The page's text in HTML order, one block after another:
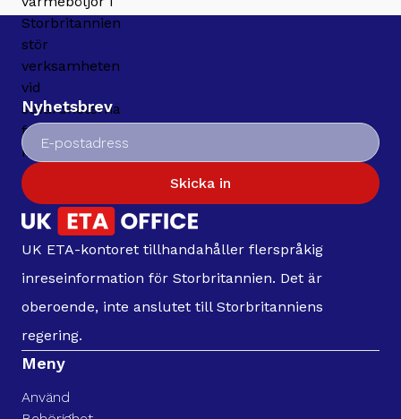
Nyhetsbrev
Skicka in
UK ETA-kontoret tillhandahåller flerspråkig
inreseinformation för Storbritannien. Det är
oberoende, inte anslutet till Storbritanniens
regering.
Meny
Använd